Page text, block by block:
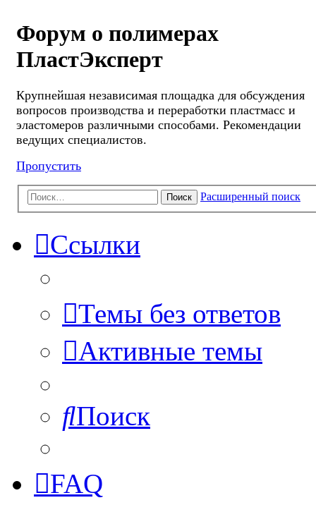
Форум о полимерах
ПластЭксперт
Крупнейшая независимая площадка для обсуждения
вопросов производства и переработки пластмасс и
эластомеров различными способами. Рекомендации
ведущих специалистов.
Пропустить
Поиск Расширенный поиск
Ссылки
Темы без ответов
Активные темы
Поиск
FAQ